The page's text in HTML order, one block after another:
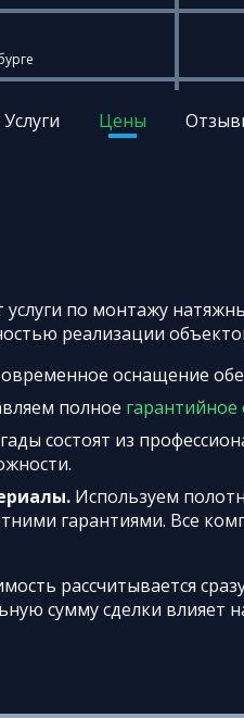
Услуги Цены
по монтажу
реализации
оснащение
полное гарантийное
состоят из
Используем
гарантиями. Все
рассчитывается
сумму сделки влияет